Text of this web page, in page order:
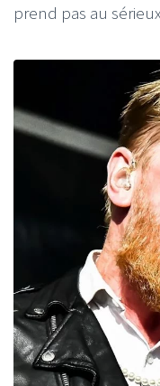
prend pas au